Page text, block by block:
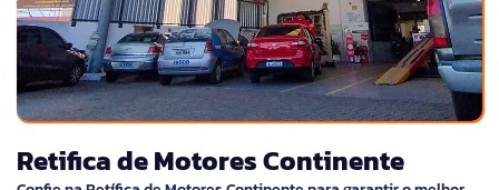
Retifica de Motores Continente